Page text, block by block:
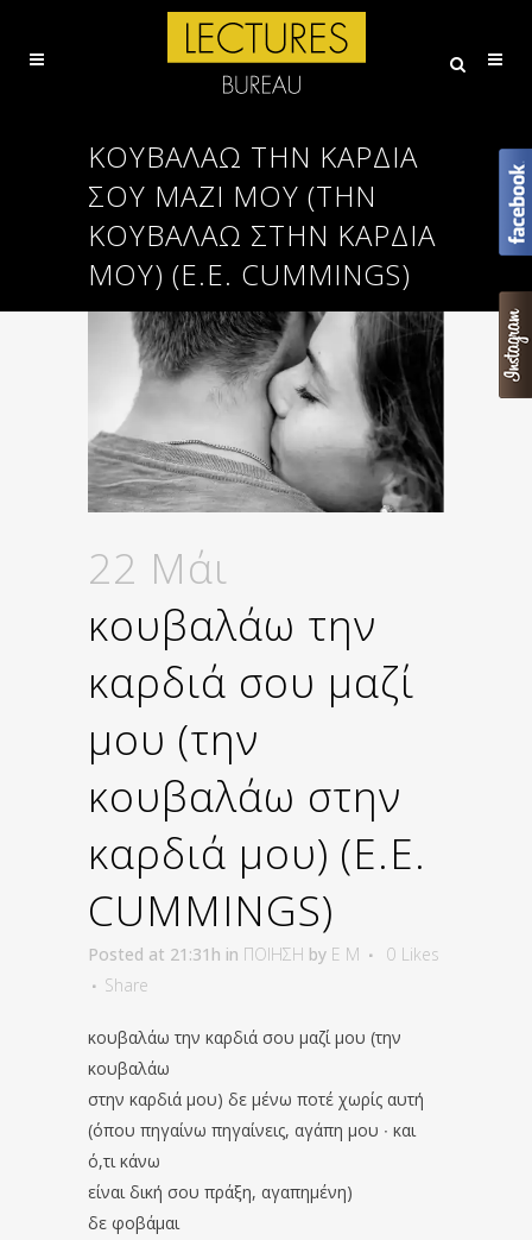
ΚΟΥΒΑΛΆΩ ΤΗΝ ΚΑΡΔΙΆ
ΣΟΥ ΜΑΖΊ ΜΟΥ (ΤΗΝ
ΚΟΥΒΑΛΆΩ ΣΤΗΝ ΚΑΡΔΙΆ
ΜΟΥ) (E.E. CUMMINGS)
22 Μάι
κουβαλάω την
καρδιά σου μαζί
μου (την
κουβαλάω στην
καρδιά μου) (E.E.
CUMMINGS)
Posted at 21:31h in ΠΟΙΗΣΗ by E M 0 Likes
Share
κουβαλάω την καρδιά σου μαζί μου (την
κουβαλάω
στην καρδιά μου) δε μένω ποτέ χωρίς αυτή
(όπου πηγαίνω πηγαίνεις, αγάπη μου ∙ και
ό,τι κάνω
είναι δική σου πράξη, αγαπημένη)
δε φοβάμαι